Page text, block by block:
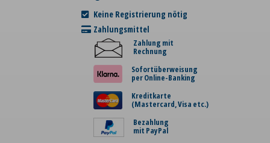
Keine Registrierung nötig
Zahlungsmittel
Zahlung mit
Rechnung
Sofortüberweisung
per Online-Banking
Kreditkarte
(Mastercard, Visa etc.)
Bezahlung
mit PayPal